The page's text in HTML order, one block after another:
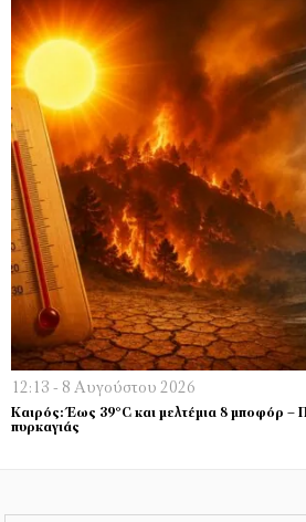
12:13 - 8 Αυγούστου 2026
Καιρός: Έως 39°C και μελτέμια 8 μποφόρ –
πυρκαγιάς